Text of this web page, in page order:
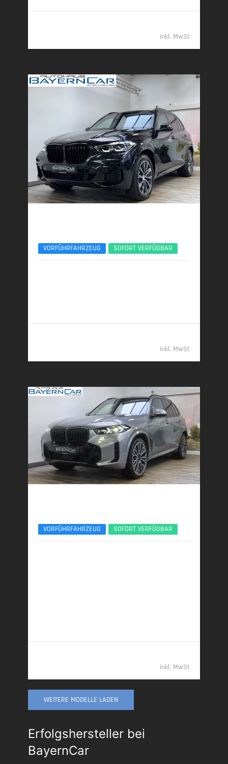
inkl. MwSt
VORFÜHRFAHRZEUG SOFORT VERFÜGBAR
inkl. MwSt
VORFÜHRFAHRZEUG SOFORT VERFÜGBAR
inkl. MwSt
WEITERE MODELLE LADEN
Erfolgshersteller bei
BayernCar